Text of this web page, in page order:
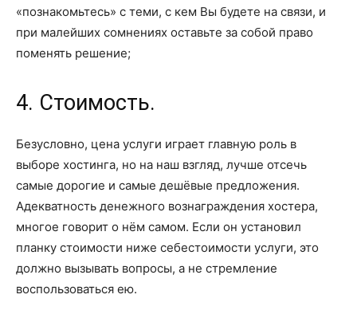
«познакомьтесь» с теми, с кем Вы будете на связи, и
при малейших сомнениях оставьте за собой право
поменять решение;
4. Стоимость.
Безусловно, цена услуги играет главную роль в
выборе хостинга, но на наш взгляд, лучше отсечь
самые дорогие и самые дешёвые предложения.
Адекватность денежного вознаграждения хостера,
многое говорит о нём самом. Если он установил
планку стоимости ниже себестоимости услуги, это
должно вызывать вопросы, а не стремление
воспользоваться ею.